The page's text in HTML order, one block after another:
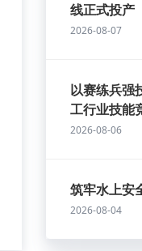
线正式投产
2026-08-07
以赛练兵强
工行业技能
2026-08-06
筑牢水上安
2026-08-04